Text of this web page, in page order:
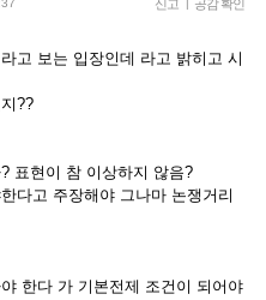
신고 공감 확인
고 보는 입장인데 라고 밝히고 시
??
표현이 참 이상하지 않음?
다고 주장해야 그나마 논쟁거리
한다 가 기본전제 조건이 되어야